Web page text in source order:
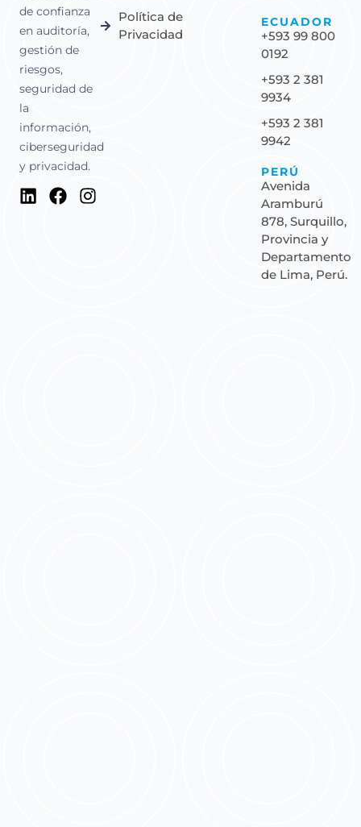
de confianza
en auditoría,
gestión de
riesgos,
seguridad de
la
información,
ciberseguridad
y privacidad.
Política de
Privacidad
ECUADOR
+593 99 800
0192
+593 2 381
9934
+593 2 381
9942
PERÚ
Avenida
Aramburú
878, Surquillo,
Provincia y
Departamento
de Lima, Perú.